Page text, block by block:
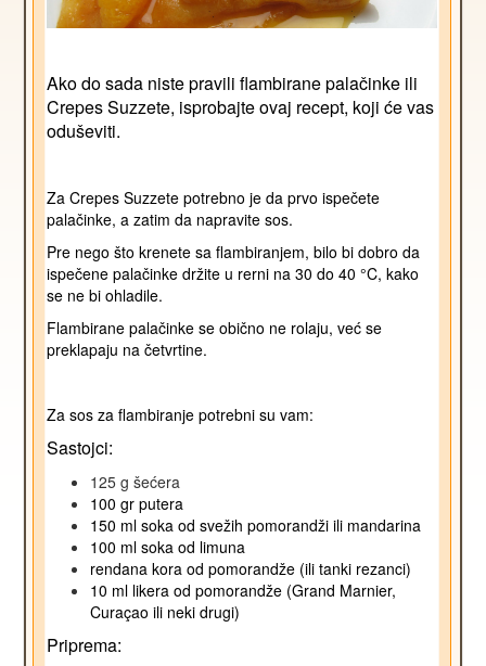
Ako do sada niste pravili flambirane palačinke ili
Crepes Suzzete, isprobajte ovaj recept, koji će vas
oduševiti.
Za Crepes Suzzete potrebno je da prvo ispečete
palačinke, a zatim da napravite sos.
Pre nego što krenete sa flambiranjem, bilo bi dobro da
ispečene palačinke držite u rerni na 30 do 40 °C, kako
se ne bi ohladile.
Flambirane palačinke se obično ne rolaju, već se
preklapaju na četvrtine.
Za sos za flambiranje potrebni su vam:
Sastojci:
125 g šećera
100 gr putera
150 ml soka od svežih pomorandži ili mandarina
100 ml soka od limuna
rendana kora od pomorandže (ili tanki rezanci)
10 ml likera od pomorandže (Grand Marnier,
Curaçao ili neki drugi)
Priprema: